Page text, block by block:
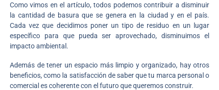
Como vimos en el artículo, todos podemos contribuir a disminuir
la cantidad de basura que se genera en la ciudad y en el país.
Cada vez que decidimos poner un tipo de residuo en un lugar
específico para que pueda ser aprovechado, disminuimos el
impacto ambiental.
Además de tener un espacio más limpio y organizado, hay otros
beneficios, como la satisfacción de saber que tu marca personal o
comercial es coherente con el futuro que queremos construir.